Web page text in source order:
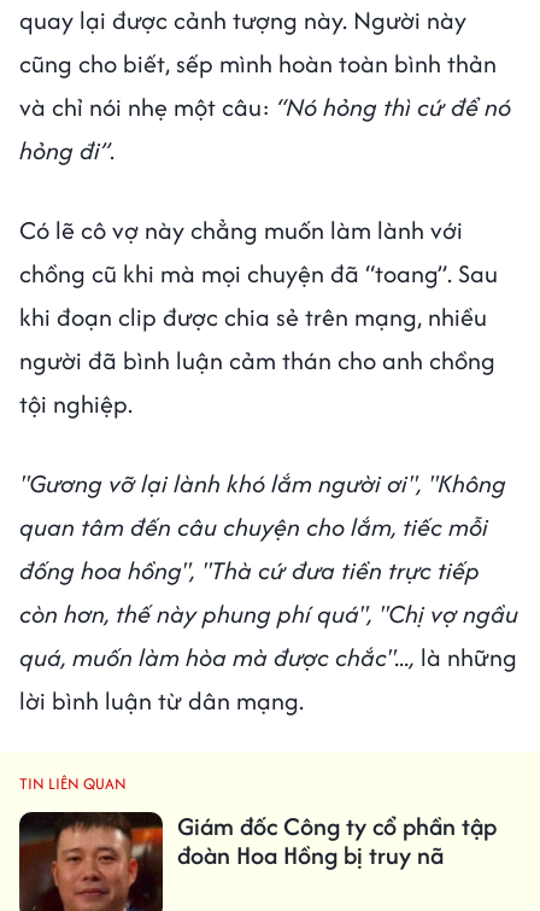
quay lại được cảnh tượng này. Người này
cũng cho biết, sếp mình hoàn toàn bình thản
và chỉ nói nhẹ một câu: “Nó hỏng thì cứ để nó
hỏng đi”.
Có lẽ cô vợ này chẳng muốn làm lành với
chồng cũ khi mà mọi chuyện đã “toang”. Sau
khi đoạn clip được chia sẻ trên mạng, nhiều
người đã bình luận cảm thán cho anh chồng
tội nghiệp.
"Gương vỡ lại lành khó lắm người ơi", "Không
quan tâm đến câu chuyện cho lắm, tiếc mỗi
đống hoa hồng", "Thà cứ đưa tiền trực tiếp
còn hơn, thế này phung phí quá", "Chị vợ ngầu
quá, muốn làm hòa mà được chắc"..., là những
lời bình luận từ dân mạng.
TIN LIÊN QUAN
Giám đốc Công ty cổ phần tập
đoàn Hoa Hồng bị truy nã